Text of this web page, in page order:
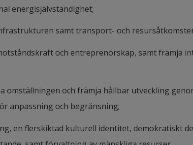
energisjälvständighet;
samt transport- och
och entreprenörskap, samt främja
omställningen och främja hållbar utveckling
anpassning och begränsning;
en flerskiktad kulturell identitet, demokratiskt